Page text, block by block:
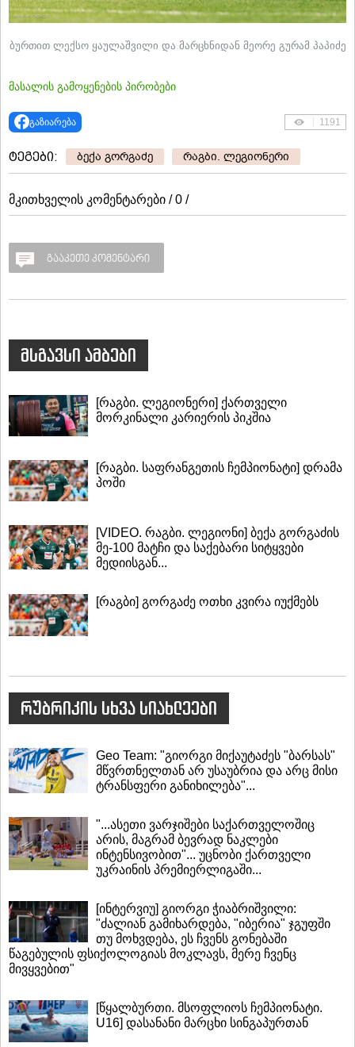
ბურთით ლექსო ყაულაშვილი და მარცხნიდან მეორე გურამ პაპიძე
მასალის გამოყენების პირობები
გაზიარება 1191
ტეგები: ბექა გორგაძე რაგბი. ლეგიონერი
მკითხველის კომენტარები / 0 /
გააკეთე კომენტარი
მსგავსი ამბები
[რაგბი. ლეგიონერი] ქართველი
მორკინალი კარიერის პიკშია
[რაგბი. საფრანგეთის ჩემპიონატი] დრამა
პოში
[VIDEO. რაგბი. ლეგიონი] ბექა გორგაძის
მე-100 მატჩი და საქებარი სიტყვები
მედიისგან...
[რაგბი] გორგაძე ოთხი კვირა იუქმებს
რუბრიკის სხვა სიახლეები
Geo Team: "გიორგი მიქაუტაძეს "ბარსას"
მწვრთნელთან არ უსაუბრია და არც მისი
ტრანსფერი განიხილება"...
"...ასეთი ვარჯიშები საქართველოშიც
არის, მაგრამ ბევრად ნაკლები
ინტენსივობით"... უცნობი ქართველი
უკრაინის პრემიერლიგაში...
[ინტერვიუ] გიორგი ჭიაბრიშვილი:
"ძალიან გამიხარდება, "იბერია" ჯგუფში
თუ მოხვდება, ეს ჩვენს გონებაში
წაგებულის ფსიქოლოგიას მოკლავს, მერე ჩვენც
მივყვებით"
[წყალბურთი. მსოფლიოს ჩემპიონატი.
U16] დასანანი მარცხი სინგაპურთან